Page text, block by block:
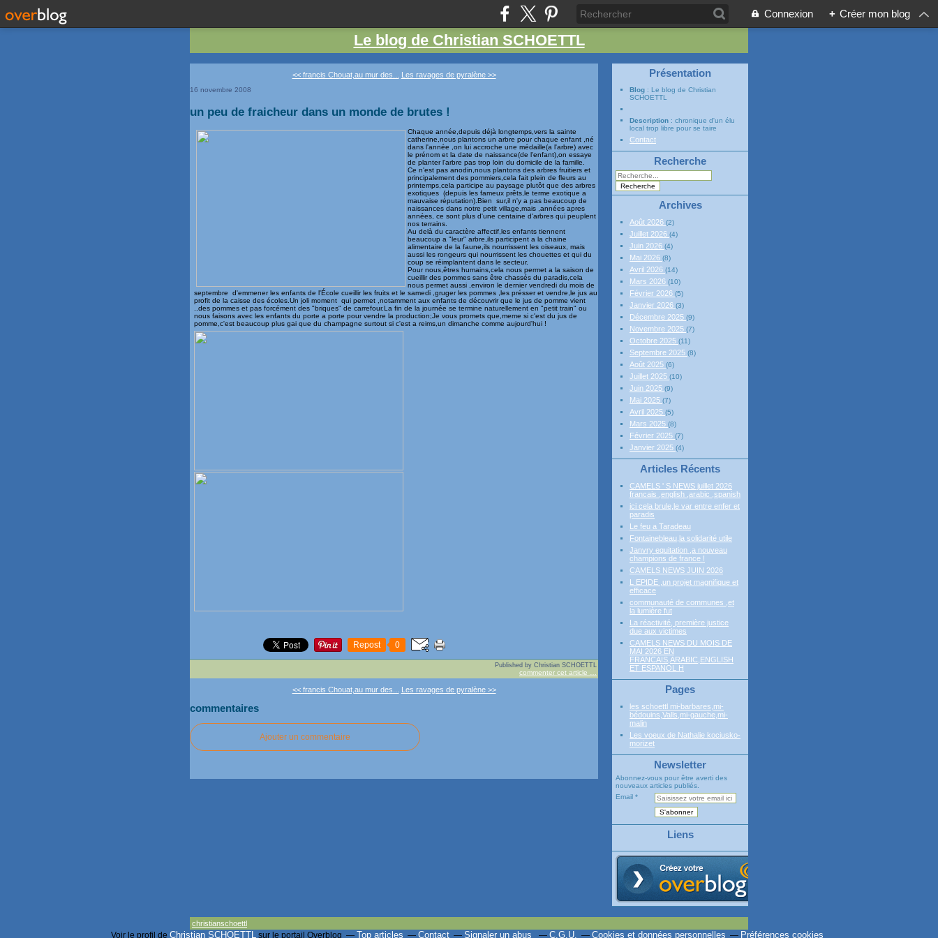
Connexion + Créer mon blog
Le blog de Christian SCHOETTL
<< francis Chouat,au mur des... Les ravages de pyralène >>
16 novembre 2008
un peu de fraicheur dans un monde de brutes !
Chaque année,depuis déjà longtemps,vers la sainte
catherine,nous plantons un arbre pour chaque enfant ,né
dans l'année ,on lui accroche une médaille(a l'arbre) avec
le prénom et la date de naissance(de l'enfant),on essaye
de planter l'arbre pas trop loin du domicile de la famille.
Ce n'est pas anodin,nous plantons des arbres fruitiers et
principalement des pommiers,cela fait plein de fleurs au
printemps,cela participe au paysage plutôt que des arbres
exotiques (depuis les fameux prêts,le terme exotique a
mauvaise réputation).Bien sur,il n'y a pas beaucoup de
naissances dans notre petit village,mais ,années apres
années, ce sont plus d'une centaine d'arbres qui peuplent
nos terrains.
Au delà du caractère affectif,les enfants tiennent
beaucoup a "leur" arbre,ils participent a la chaine
alimentaire de la faune,ils nourrissent les oiseaux, mais
aussi les rongeurs qui nourrissent les chouettes et qui du
coup se réimplantent dans le secteur.
Pour nous,êtres humains,cela nous permet a la saison de
cueillir des pommes sans être chassés du paradis,cela
nous permet aussi ,environ le dernier vendredi du mois de
septembre d'emmener les enfants de l'École cueillir les fruits et le samedi ,gruger les pommes ,les présser et vendre,le jus au
profit de la caisse des écoles.Un joli moment qui permet ,notamment aux enfants de découvrir que le jus de pomme vient
..des pommes et pas forcément des "briques" de carrefour.La fin de la journée se termine naturellement en "petit train" ou
nous faisons avec les enfants du porte a porte pour vendre la production;Je vous promets que,meme si c'est du jus de
pomme,c'est beaucoup plus gai que du champagne surtout si c'est a reims,un dimanche comme aujourd'hui !
Repost 0
Published by Christian SCHOETTL
commenter cet article
<< francis Chouat,au mur des... Les ravages de pyralène >>
commentaires
Ajouter un commentaire
Présentation
Blog : Le blog de Christian
SCHOETTL
Description : chronique d'un élu
local trop libre pour se taire
Contact
Recherche
Archives
Août 2026 (2)
Juillet 2026 (4)
Juin 2026 (4)
Mai 2026 (8)
Avril 2026 (14)
Mars 2026 (10)
Février 2026 (5)
Janvier 2026 (3)
Décembre 2025 (9)
Novembre 2025 (7)
Octobre 2025 (11)
Septembre 2025 (8)
Août 2025 (6)
Juillet 2025 (10)
Juin 2025 (9)
Mai 2025 (7)
Avril 2025 (5)
Mars 2025 (8)
Février 2025 (7)
Janvier 2025 (4)
Articles Récents
CAMELS ' S NEWS juillet 2026
francais ,english ,arabic ,spanish
ici cela brule,le var entre enfer et
paradis
Le feu a Taradeau
Fontainebleau,la solidarité utile
Janvry equitation ,a nouveau
champions de france !
CAMELS NEWS JUIN 2026
L EPIDE ,un projet magnifique et
efficace
communauté de communes ,et
la lumière fut
La réactivité, première justice
due aux victimes
CAMELS NEWS DU MOIS DE
MAI 2026 EN
FRANCAIS,ARABIC,ENGLISH
ET ESPANOL H
Pages
les schoettl mi-barbares,mi-
bédouins,Valls,mi-gauche,mi-
malin
Les voeux de Nathalie kociusko-
morizet
Newsletter
Abonnez-vous pour être averti des
nouveaux articles publiés.
Email
Liens
christianschoettl
Voir le profil de Christian SCHOETTLsur le portail Overblog Top articles Contact Signaler un abus C.G.U. Cookies et données personnelles Préférences cookies